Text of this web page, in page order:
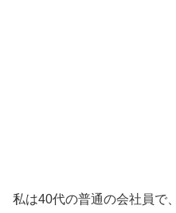
私は40代の普通の会社員で